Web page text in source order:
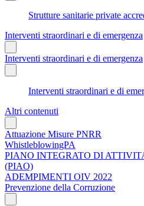
Strutture sanitarie private
Interventi straordinari e di emergenza
Interventi straordinari e di emergenza
Interventi straordinari e di
Altri contenuti
Attuazione Misure PNRR
WhistleblowingPA
PIANO INTEGRATO DI
(PIAO)
ADEMPIMENTI OIV 2022
Prevenzione della Corruzione